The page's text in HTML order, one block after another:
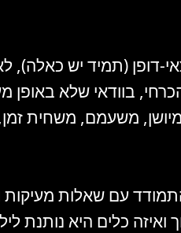
דופן (תמיד יש כאלה),
בוודאי שלא באופן
משעמם, משחית
עם שאלות מעיקות
ואיזה כלים היא נותנת